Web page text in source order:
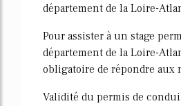
département de la Loire-
Pour assister à un stage
département de la Loire-
obligatoire de répondre aux
Validité du permis de